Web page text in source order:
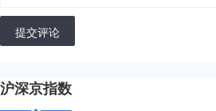
提交评论
沪深京指数